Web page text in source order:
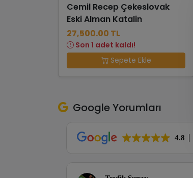
Cemil Recep Çekeslovak
Eski Alman Katalin
27,500.00 TL
Son 1 adet kaldı!
Sepete Ekle
Google Yorumları
4.8